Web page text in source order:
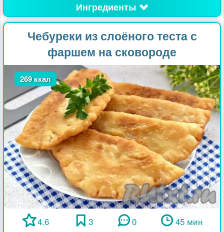
Ингредиенты
Чебуреки из слоёного теста с
фаршем на сковороде
269 ккал
4.6 3 0 45 мин